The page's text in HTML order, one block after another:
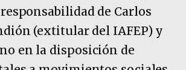
de Carlos
(extitular del IAFEP) y
en la disposición de